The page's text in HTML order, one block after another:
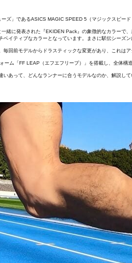
ズ」であるASICS MAGIC SPEED 5（マジックスピー
緒に発表された『EKIDEN Pack』の象徴的なカラーで
イティブなカラーとなっています。まさに駅伝シーズン
回前モデルからドラスティックな変更があり、これは
ム「FF LEAP（エフエフリープ）」を搭載し、全体構
あって、どんなランナーに合うモデルなのか、解説して